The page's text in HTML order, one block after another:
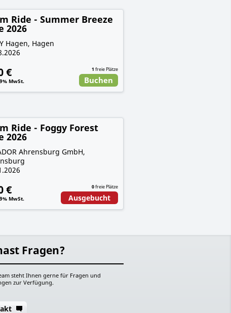
Ride - Summer Breeze
2026
Hagen, Hagen
€
MwSt.
1 freie Plätze
Buchen
Ride - Foggy Forest
2026
Ahrensburg GmbH,
€
MwSt.
0freie Plätze
Ausgebucht
Fragen?
steht Ihnen gerne für Fragen und
zur Verfügung.